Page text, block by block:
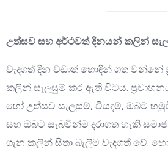
උත්සව සහ අර්ථවත් දිනයන් කලින්
වැදගත් දින වඩාත් හොඳින් ගත වන්නේ
කලින් සැලසුම් කර ඇති විටය.
හෝ උත්සව සැලසුම්, වියදම්, ඔබට
සහ ඔබට සැබවින්ම දරාගත හැකි
ගැන කලින් සිතා බැලීම වැදගත් වේ.